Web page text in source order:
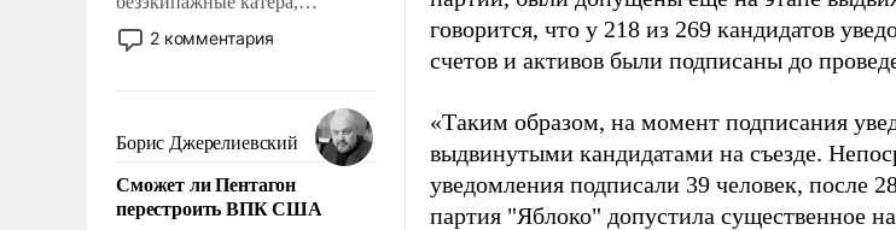
применение которых уже
стало обыденностью. Задача по
сложна и амбициозна. Однако
и ее реализация радикально
поднимет наши боевые
возможности.
2 комментария
Борис Джерелиевский
Сможет ли Пентагон
перестроить ВПК США
говорится, что у 218 из 269 кандидатов
счетов и активов были подписаны до
«Таким образом, на момент подписания
выдвинутыми кандидатами на съезде.
уведомления подписали 39 человек, после
партия "Яблоко" допустила существенное